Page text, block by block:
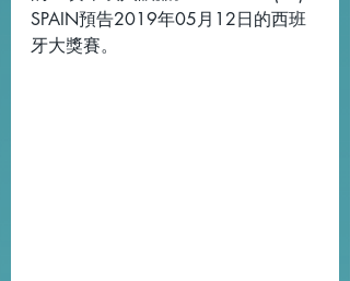
SPAIN預告2019年05月12日的西班
牙大獎賽。